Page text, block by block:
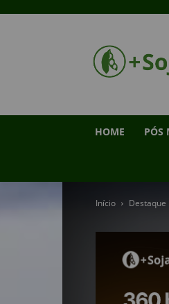
HOME PÓS
Início Destaque